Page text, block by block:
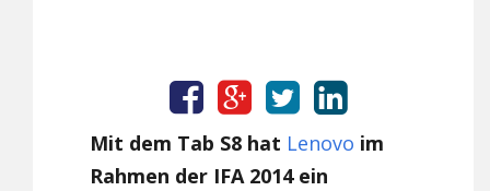
Mit dem Tab S8 hat Lenovo im
Rahmen der IFA 2014 ein